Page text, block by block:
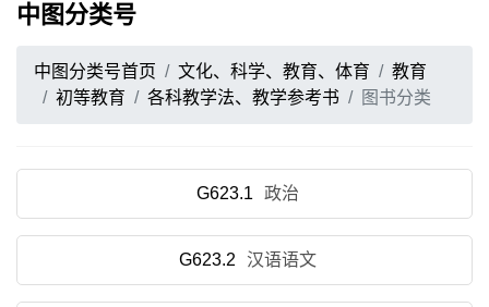
中图分类号
中图分类号首页 文化、科学、教育、体育
教育
初等教育
各科教学法、教学参考书 图书分类
G623.1 政治
G623.2 汉语语文